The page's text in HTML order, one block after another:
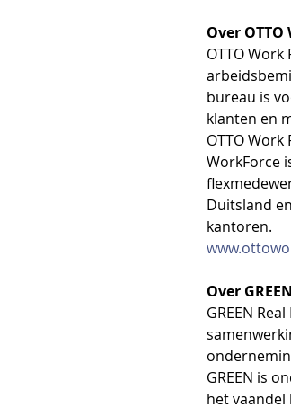
Over OTTO
OTTO
bureau is
klanten en
OTTO
WorkForce
Duitsland
kantoren.
Over
GREEN
GREEN is
het vaandel